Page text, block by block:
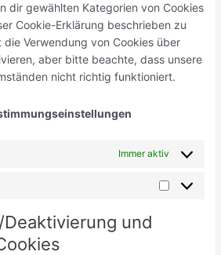
dir gewählten Kategorien von Cookies
Cookie-Erklärung beschrieben zu
Verwendung von Cookies über
aber bitte beachte, dass unsere
nicht richtig funktioniert.
Immer aktiv
und